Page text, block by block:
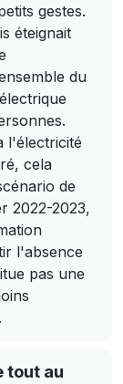
gestes.
éteignait
du
l'électricité
cela
de
2022-2023,
l'absence
pas une
tout au